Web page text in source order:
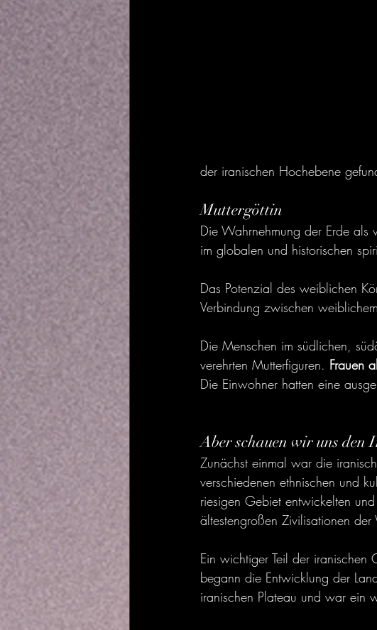
der iranischen Hochebene
Muttergöttin
Die Wahrnehmung der Erde als
im globalen und historischen
Das Potenzial des weiblichen
Verbindung zwischen
Die Menschen im südlichen,
verehrten Mutterfiguren. Frauen
Die Einwohner hatten eine
Aber schauen wir uns den
Zunächst einmal war die
verschiedenen ethnischen und
riesigen Gebiet entwickelten
ältestengroßen Zivilisationen der
Ein wichtiger Teil der iranischen
begann die Entwicklung der
iranischen Plateau und war ein